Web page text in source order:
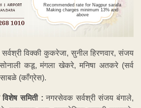
Recommended rate for Nagpur sarafa
Making charges minimum 13% and
above
विक्की कुकरेजा, सुनील हिरणवार, संजय
सोनाली कडू, मंगला खेकरे, मनिषा अतकरे (सर्व
साबळे (काँग्रेस).
विशेष समिती : नगरसेवक सर्वश्री संजय बंगाले,